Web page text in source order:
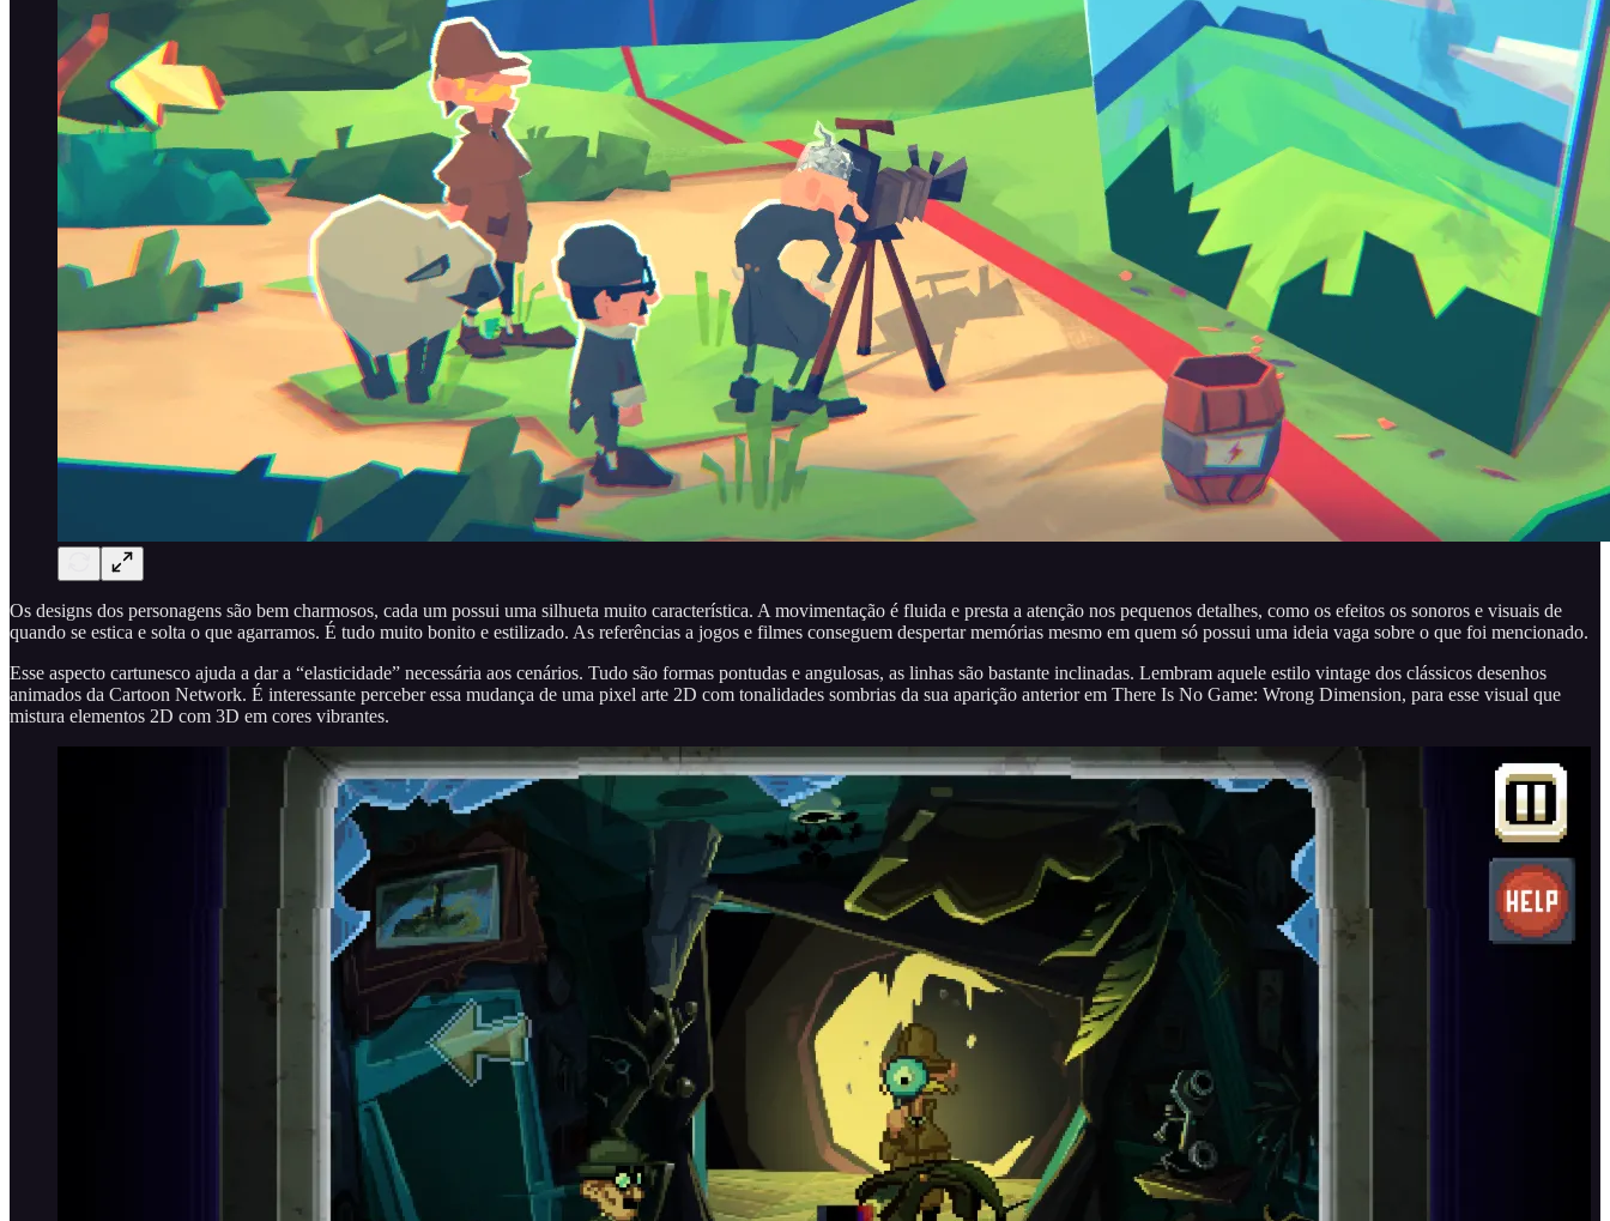
Os designs dos personagens são bem charmosos, cada um possui uma silhueta muito característica. A movimentação é fluida e presta a atenção nos pequenos detalhes, como os efeitos os sonoros e visuais de
quando se estica e solta o que agarramos. É tudo muito bonito e estilizado. As referências a jogos e filmes conseguem despertar memórias mesmo em quem só possui uma ideia vaga sobre o que foi mencionado.
Esse aspecto cartunesco ajuda a dar a “elasticidade” necessária aos cenários. Tudo são formas pontudas e angulosas, as linhas são bastante inclinadas. Lembram aquele estilo vintage dos clássicos desenhos
animados da Cartoon Network. É interessante perceber essa mudança de uma pixel arte 2D com tonalidades sombrias da sua aparição anterior em There Is No Game: Wrong Dimension, para esse visual que
mistura elementos 2D com 3D em cores vibrantes.